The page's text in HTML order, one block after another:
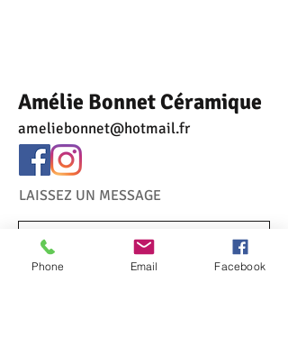
Amélie Bonnet Céramique
ameliebonnet@hotmail.fr
LAISSEZ UN MESSAGE
Phone Email Facebook